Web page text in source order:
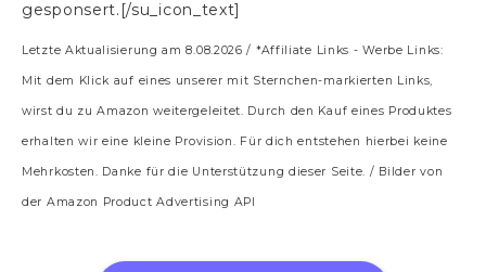
gesponsert.[/su_icon_text]
Letzte Aktualisierung am 8.08.2026 / *Affiliate Links - Werbe Links:
Mit dem Klick auf eines unserer mit Sternchen-markierten Links,
wirst du zu Amazon weitergeleitet. Durch den Kauf eines Produktes
erhalten wir eine kleine Provision. Für dich entstehen hierbei keine
Mehrkosten. Danke für die Unterstützung dieser Seite. / Bilder von
der Amazon Product Advertising API